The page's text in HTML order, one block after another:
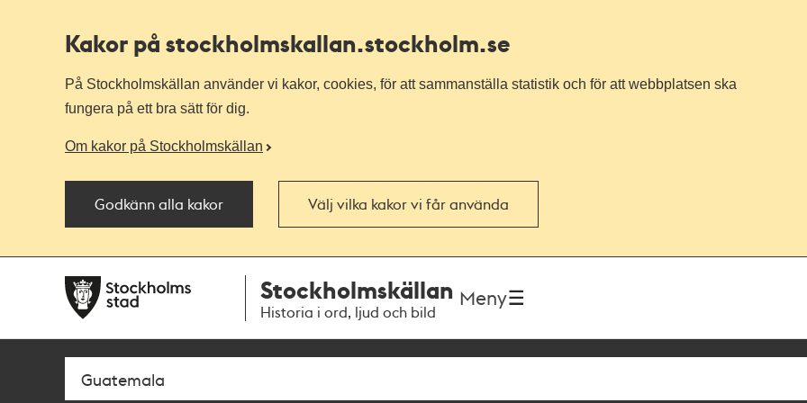
Kakor på stockholmskallan.stockholm.se
På Stockholmskällan använder vi kakor, cookies, för att sammanställa statistik och för att webbplatsen ska
fungera på ett bra sätt för dig.
Om kakor på Stockholmskällan
Godkänn alla kakor Välj vilka kakor vi får använda
navigationen
huvudinnehållet
Stockholmskällan
Historia i ord, ljud och bild
Meny
Sök